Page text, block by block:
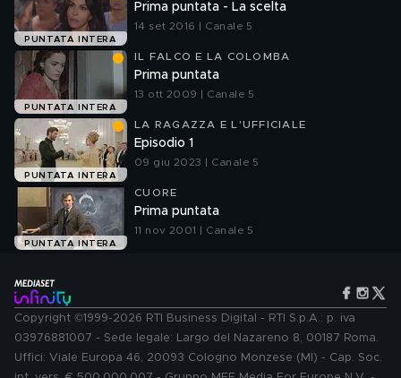
PUNTATA INTERA
Prima puntata - La scelta
14 set 2016 | Canale 5
PUNTATA INTERA
IL FALCO E LA COLOMBA
Prima puntata
13 ott 2009 | Canale 5
PUNTATA INTERA
LA RAGAZZA E L'UFFICIALE
Episodio 1
09 giu 2023 | Canale 5
PUNTATA INTERA
CUORE
Prima puntata
11 nov 2001 | Canale 5
Copyright ©1999-2026 RTI Business Digital - RTI S.p.A.: p. iva
03976881007 - Sede legale: Largo del Nazareno 8, 00187 Roma.
Uffici: Viale Europa 46, 20093 Cologno Monzese (MI) - Cap. Soc.